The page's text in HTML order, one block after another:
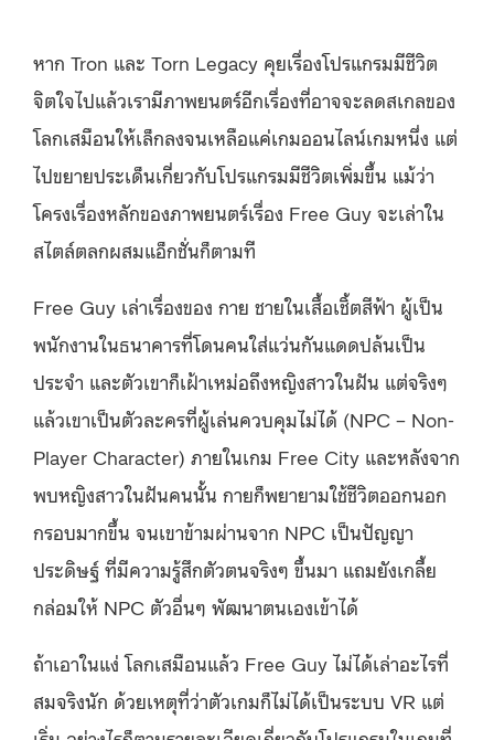
หาก Tron และ Torn Legacy คุยเรื่องโปรแกรมมีชีวิต
จิตใจไปแล้วเรามีภาพยนตร์อีกเรื่องที่อาจจะลดสเกลของ
โลกเสมือนให้เล็กลงจนเหลือแค่เกมออนไลน์เกมหนึ่ง แต่
ไปขยายประเด็นเกี่ยวกับโปรแกรมมีชีวิตเพิ่มขึ้น แม้ว่า
โครงเรื่องหลักของภาพยนตร์เรื่อง Free Guy จะเล่าใน
สไตล์ตลกผสมแอ็กชั่นก็ตามที
Free Guy เล่าเรื่องของ กาย ชายในเสื้อเชิ้ตสีฟ้า ผู้เป็น
พนักงานในธนาคารที่โดนคนใส่แว่นกันแดดปล้นเป็น
ประจำ และตัวเขาก็เฝ้าเหม่อถึงหญิงสาวในฝัน แต่จริงๆ
แล้วเขาเป็นตัวละครที่ผู้เล่นควบคุมไม่ได้ (NPC – Non-
Player Character) ภายในเกม Free City และหลังจาก
พบหญิงสาวในฝันคนนั้น กายก็พยายามใช้ชีวิตออกนอก
กรอบมากขึ้น จนเขาข้ามผ่านจาก NPC เป็นปัญญา
ประดิษฐ์ ที่มีความรู้สึกตัวตนจริงๆ ขึ้นมา แถมยังเกลี้ย
กล่อมให้ NPC ตัวอื่นๆ พัฒนาตนเองเข้าได้
ถ้าเอาในแง่ โลกเสมือนแล้ว Free Guy ไม่ได้เล่าอะไรที่
สมจริงนัก ด้วยเหตุที่ว่าตัวเกมก็ไม่ได้เป็นระบบ VR แต่